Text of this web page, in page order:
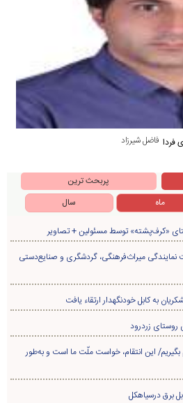
فاضل شیرزاد فردا
پربحث ترین
ماه سال
«کرف‌پشته» توسط مسئولین + تصاویر
نمایندگی میراث‌فرهنگی، گردشگری و صنایع‌دستی
روستای زردرود
بگیریم/ این انتقام، خواست ملّت ما است و به‌طور
برق درسیاهکل